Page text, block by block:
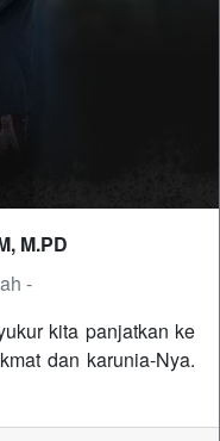
M.PD
-
kita panjatkan ke
dan karunia-Nya.